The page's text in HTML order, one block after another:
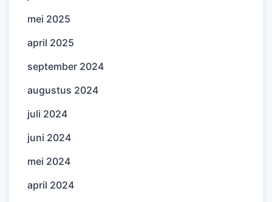
mei 2025
april 2025
september 2024
augustus 2024
juli 2024
juni 2024
mei 2024
april 2024